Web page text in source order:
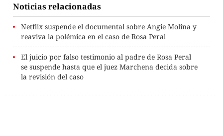
Noticias relacionadas
Netflix suspende el documental sobre Angie Molina y
reaviva la polémica en el caso de Rosa Peral
El juicio por falso testimonio al padre de Rosa Peral
se suspende hasta que el juez Marchena decida sobre
la revisión del caso